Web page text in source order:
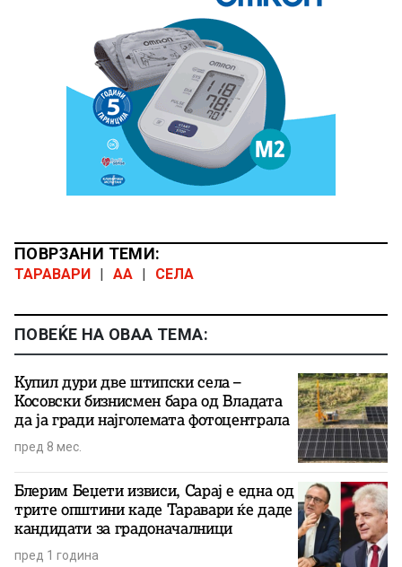
ПОВРЗАНИ ТЕМИ:
ТАРАВАРИ АА СЕЛА
ПОВЕЌЕ НА ОВАА ТЕМА:
Купил дури две штипски села –
Косовски бизнисмен бара од Владата
да ја гради најголемата фотоцентрала
пред 8 мес.
Блерим Беџети извиси, Сарај е една од
трите општини каде Таравари ќе даде
кандидати за градоначалници
пред 1 година